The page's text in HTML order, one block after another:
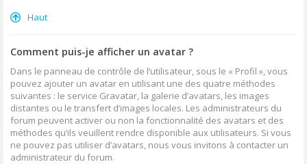
Haut
Comment puis-je afficher un avatar ?
Dans le panneau de contrôle de l’utilisateur, sous le « Profil », vous
pouvez ajouter un avatar en utilisant une des quatre méthodes
suivantes : le service Gravatar, la galerie d’avatars, les images
distantes ou le transfert d’images locales. Les administrateurs du
forum peuvent activer ou non la fonctionnalité des avatars et des
méthodes qu’ils veuillent rendre disponible aux utilisateurs. Si vous
ne pouvez pas utiliser d’avatars, nous vous invitons à contacter un
administrateur du forum.